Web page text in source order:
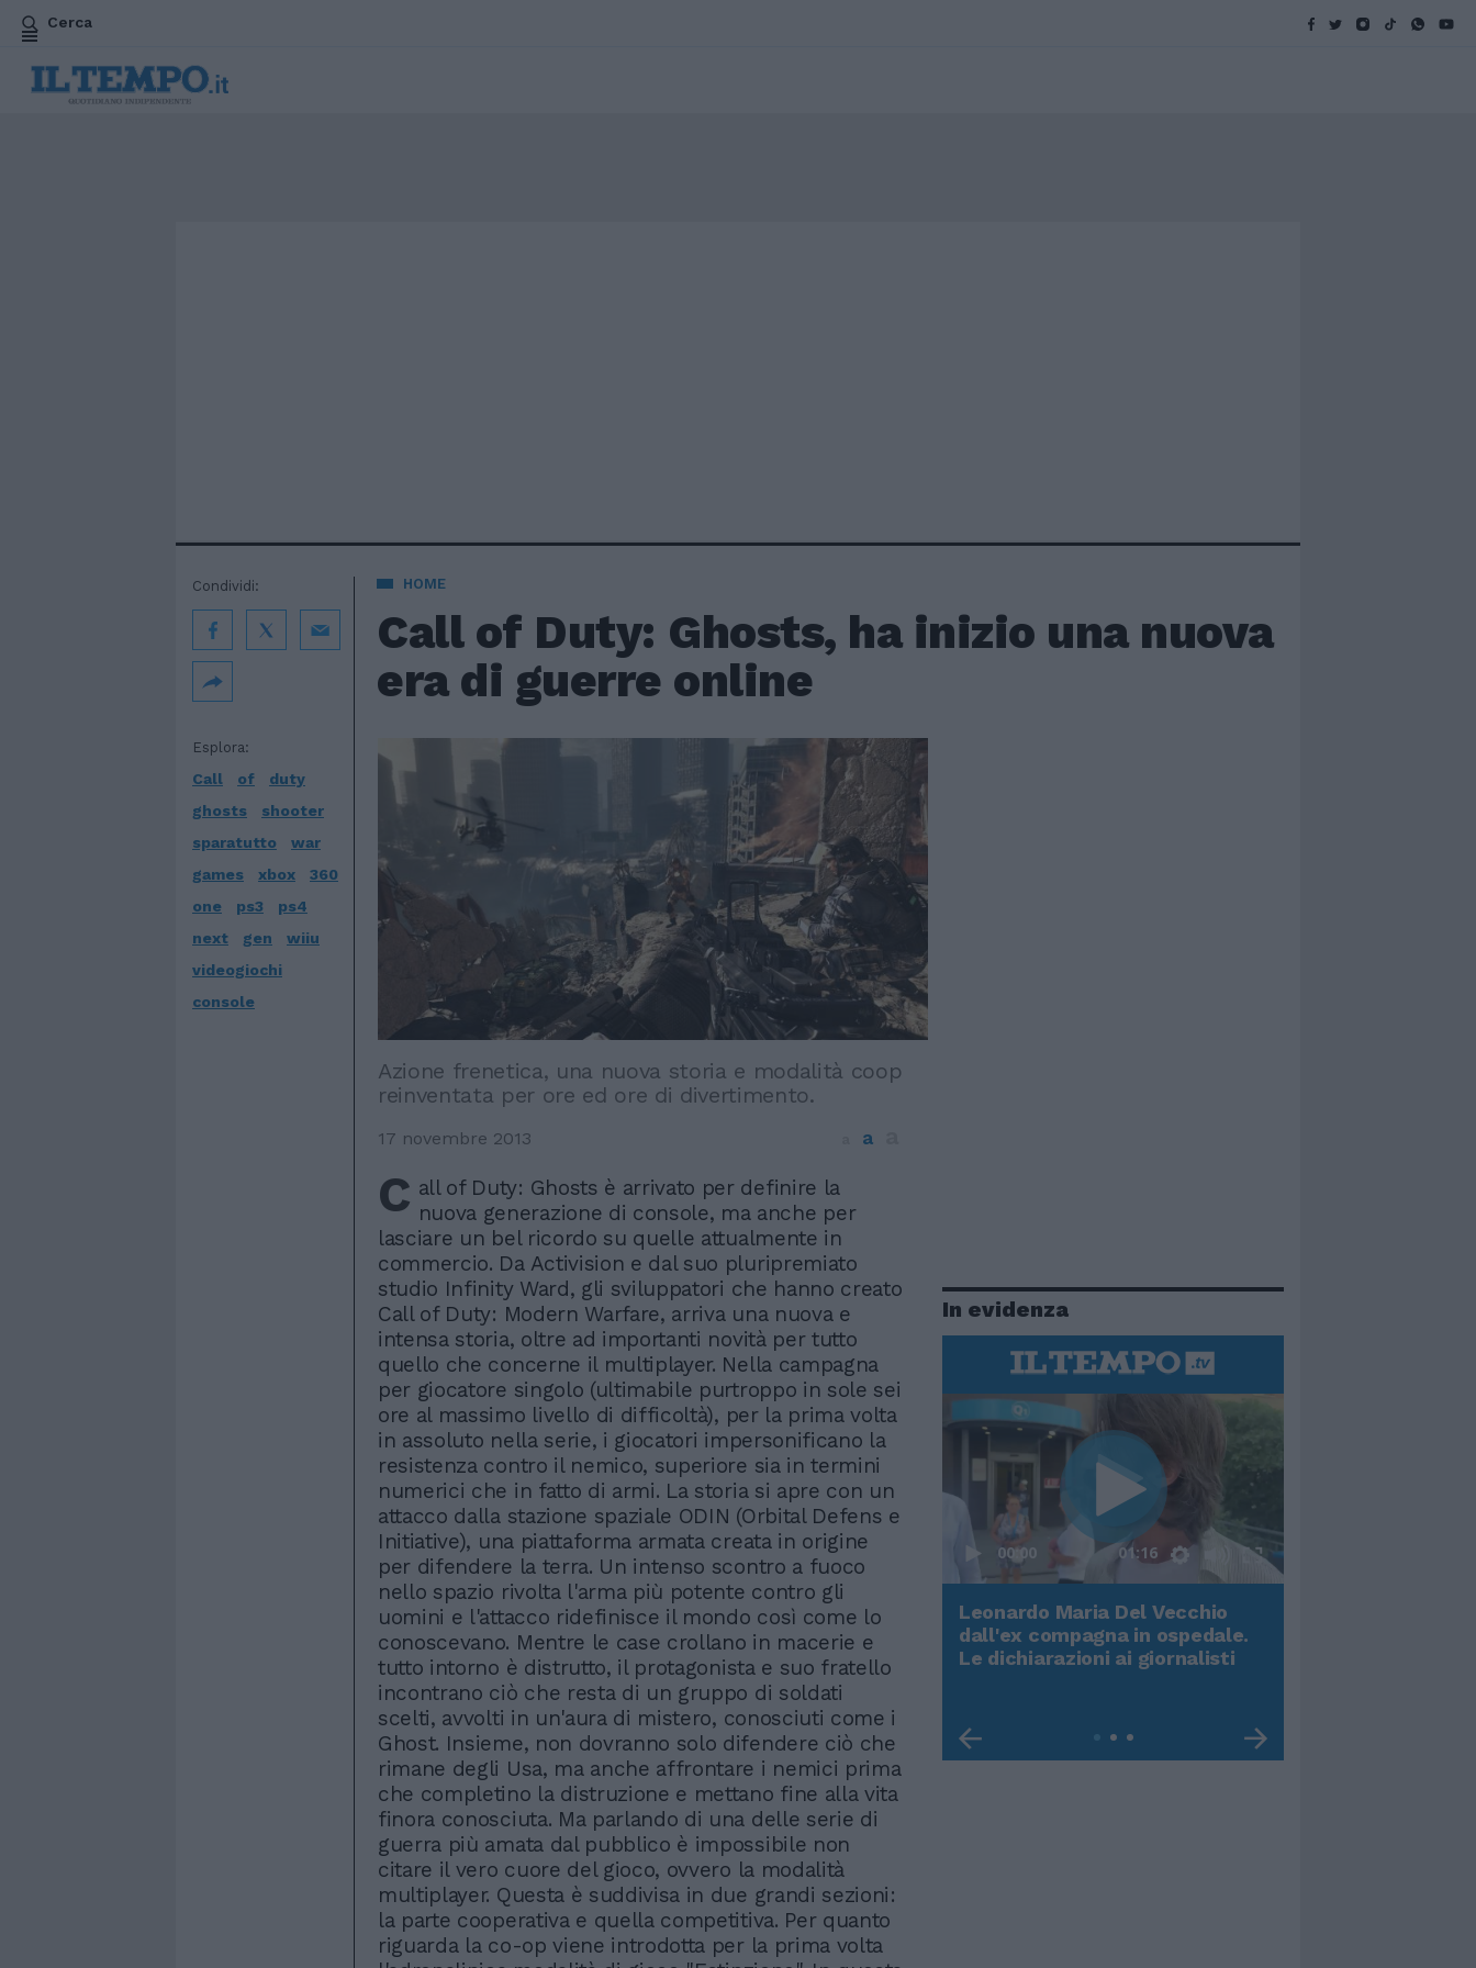
Cerca
HOME
Call of Duty: Ghosts, ha inizio una nuova
era di guerre online
Esplora:
Call of
duty
ghosts
shooter
sparatutto
war
games
xbox
360
one
ps3
ps4
next
gen
wiiu
videogiochi
console
Condividi:
Azione frenetica, una nuova storia e modalità coop
reinventata per ore ed ore di divertimento.
17 novembre 2013 a
C all of Duty: Ghosts è arrivato per definire la
nuova generazione di console, ma anche per
lasciare un bel ricordo su quelle attualmente in
commercio. Da Activision e dal suo pluripremiato
studio Infinity Ward, gli sviluppatori che hanno creato
Call of Duty: Modern Warfare, arriva una nuova e
intensa storia, oltre ad importanti novità per tutto
quello che concerne il multiplayer. Nella campagna
per giocatore singolo (ultimabile purtroppo in sole sei
ore al massimo livello di difficoltà), per la prima volta
in assoluto nella serie, i giocatori impersonificano la
resistenza contro il nemico, superiore sia in termini
numerici che in fatto di armi. La storia si apre con un
attacco dalla stazione spaziale ODIN (Orbital Defens e
Initiative), una piattaforma armata creata in origine
per difendere la terra. Un intenso scontro a fuoco
nello spazio rivolta l'arma più potente contro gli
uomini e l'attacco ridefinisce il mondo così come lo
conoscevano. Mentre le case crollano in macerie e
tutto intorno è distrutto, il protagonista e suo fratello
incontrano ciò che resta di un gruppo di soldati
scelti, avvolti in un'aura di mistero, conosciuti come i
Ghost. Insieme, non dovranno solo difendere ciò che
rimane degli Usa, ma anche affrontare i nemici prima
che completino la distruzione e mettano fine alla vita
finora conosciuta. Ma parlando di una delle serie di
guerra più amata dal pubblico è impossibile non
citare il vero cuore del gioco, ovvero la modalità
multiplayer. Questa è suddivisa in due grandi sezioni:
la parte cooperativa e quella competitiva. Per quanto
riguarda la co-op viene introdotta per la prima volta
In evidenza
Rudy Giuliani a Come States?
Trump, Meloni e la strategia
americana
00:00 01:16
Leonardo Maria Del Vecchio
dall'ex compagna in ospedale.
Le dichiarazioni ai giornalisti